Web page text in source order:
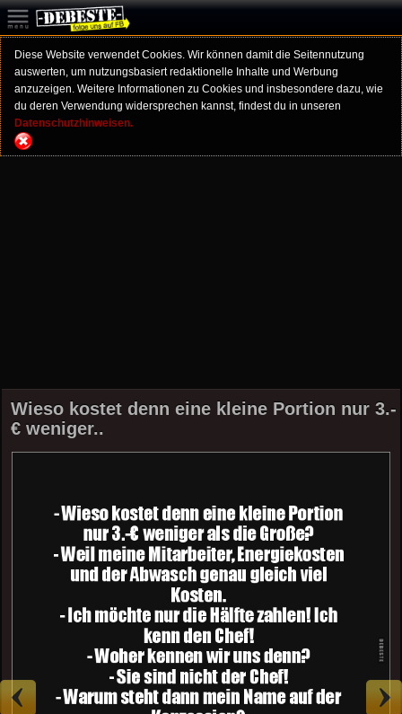
Diese Website verwendet Cookies. Wir können damit die Seitennutzung
auswerten, um nutzungsbasiert redaktionelle Inhalte und Werbung
anzuzeigen. Weitere Informationen zu Cookies und insbesondere dazu, wie
du deren Verwendung widersprechen kannst, findest du in unseren
Datenschutzhinweisen.
Wieso kostet denn eine kleine Portion nur 3.-
€ weniger..